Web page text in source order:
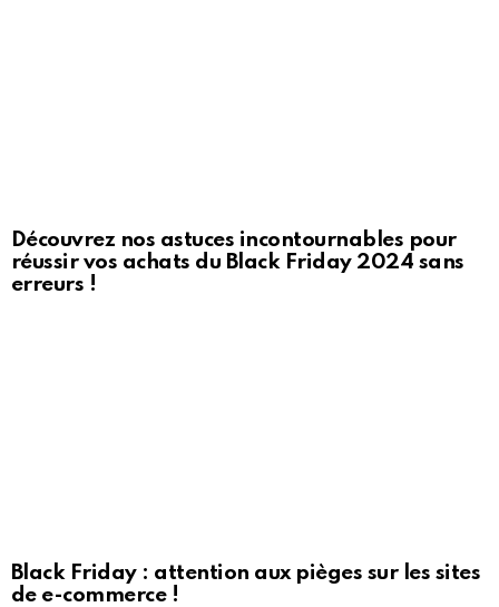
Découvrez nos astuces incontournables pour
réussir vos achats du Black Friday 2024 sans
erreurs !
Black Friday : attention aux pièges sur les sites
de e-commerce !